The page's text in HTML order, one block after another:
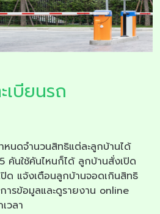
เบียนรถ
หนดจำนวนสิทธิแต่ละลูกบ้านได้
คันใช้คันไหนก็ได้ ลูกบ้านสั่งเปิด
ด แจ้งเตือนลูกบ้านจอดเกินสิทธิ
ารข้อมูลและดูรายงาน online
วลา